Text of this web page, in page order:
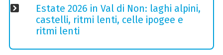
Estate 2026 in Val di Non: laghi alpini,
castelli, ritmi lenti, celle ipogee e
ritmi lenti